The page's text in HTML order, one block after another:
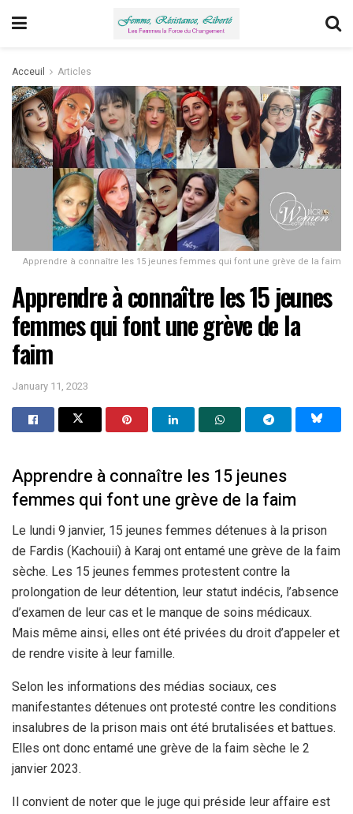
Acceuil Articles
Apprendre à connaître les 15 jeunes femmes qui font une grève de la faim
Apprendre à connaître les 15 jeunes
femmes qui font une grève de la
faim
January 11, 2023
Apprendre à connaître les 15 jeunes
femmes qui font une grève de la faim
Le lundi 9 janvier, 15 jeunes femmes détenues à la prison
de Fardis (Kachouii) à Karaj ont entamé une grève de la faim
sèche. Les 15 jeunes femmes protestent contre la
prolongation de leur détention, leur statut indécis, l’absence
d’examen de leur cas et le manque de soins médicaux.
Mais même ainsi, elles ont été privées du droit d’appeler et
de rendre visite à leur famille.
Selon les informations des médias sociaux, ces
manifestantes détenues ont protesté contre les conditions
insalubres de la prison mais ont été brutalisées et battues.
Elles ont donc entamé une grève de la faim sèche le 2
janvier 2023.
Il convient de noter que le juge qui préside leur affaire est